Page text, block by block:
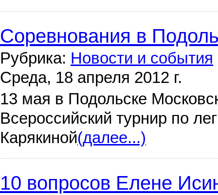
Соревнования в
Рубрика: Новости и события
Среда, 18 апреля 2012 г.
13 мая в Подольске
Всероссийский турнир по
Карякиной(далее...)
10 вопросов Елене